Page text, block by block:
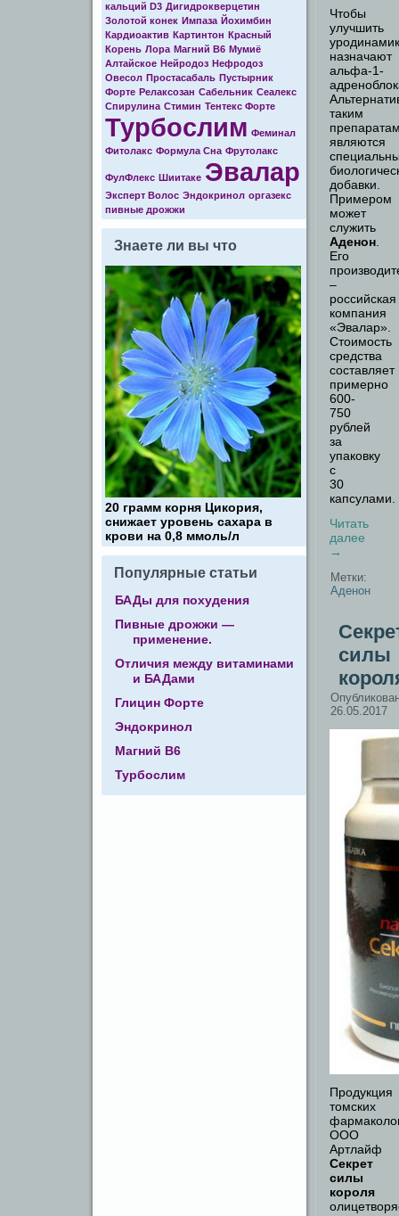
кальций D3 Дигидрокверцетин
Золотой конек Импаза Йохимбин
Кардиоактив Картинтон Красный
Корень Лора Магний В6 Мумиё
Алтайское Нейродоз Нефродоз
Овесол Простасабаль Пустырник
Форте Релаксозан Сабельник Сеалекс
Спирулина Стимин Тентекс Форте
Турбослим Феминал
Фитолакс Формула Cна Фрутолакс
ФулФлекс Шиитаке Эвалар
Эксперт Волос Эндокринол оргазекс
пивные дрожжи
Знаете ли вы что
20 грамм корня Цикория,
снижает уровень сахара в
крови на 0,8 ммоль/л
Популярные статьи
БАДы для похудения
Пивные дрожжи —
применение.
Отличия между витаминами
и БАДами
Глицин Форте
Эндокринол
Магний В6
Турбослим
Чтобы
улучшить
назначают
альфа-1-
таким
являются
добавки.
Примером
может
служить
Аденон
Его
–
российская
компания
«Эвалар».
Стоимость
средства
составляет
примерно
600-
750
рублей
за
упаковку
с
30
капсулами.
Читать
далее
→
Метки:
Аденон
силы
26.05.2017
Продукция
томских
ООО
Артлайф
Секрет
силы
короля